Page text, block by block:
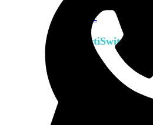
POE
FortiSwitch
Series
FortiSwitch